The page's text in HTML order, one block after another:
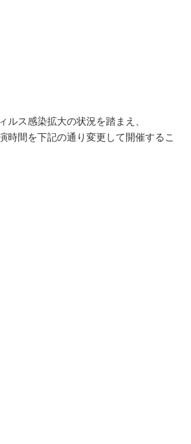
ス感染拡大の状況を踏まえ、
時間を下記の通り変更して開催するこ